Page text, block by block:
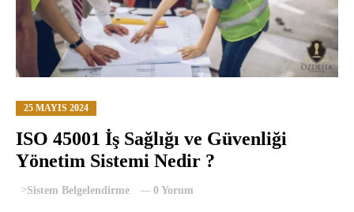
25 MAYIS 2024
ISO 45001 İş Sağlığı ve Güvenliği
Yönetim Sistemi Nedir ?
>Sistem Belgelendirme 0 Yorum